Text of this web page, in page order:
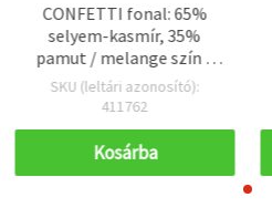
CONFETTI fonal: 65%
selyem-kasmír, 35%
pamut / melange szín –
50 g (assortált, vegyes)
SKU (leltári azonosító):
411762
Kosárba